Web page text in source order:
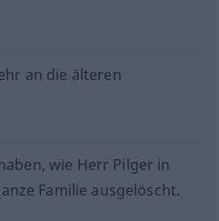
an die älteren
wie Herr Pilger in
Familie ausgelöscht.